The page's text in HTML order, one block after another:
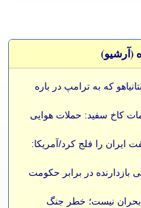
(آرشيو)
که به ترامپ در باره
کاخ سفید: حملات هوایی
ایران را فلج کرد/آمریکا:
بازدارنده در برابر حکومت
بحران نیست؛ خطر جنگ